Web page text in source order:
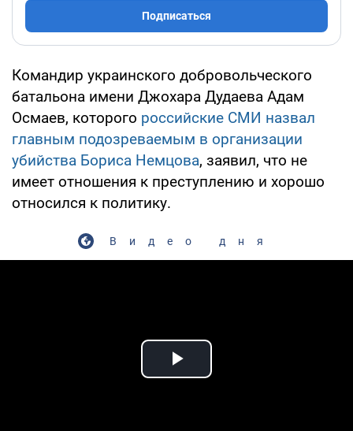
Подписаться
Командир украинского добровольческого
батальона имени Джохара Дудаева Адам
Осмаев, которого российские СМИ назвал
главным подозреваемым в организации
убийства Бориса Немцова, заявил, что не
имеет отношения к преступлению и хорошо
относился к политику.
Видео дня
Play Video